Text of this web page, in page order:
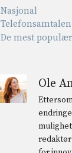
Kategorier
Nasjonal
De mest
Ole